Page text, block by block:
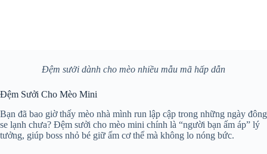
Đệm sưởi dành cho mèo nhiều mẫu mã hấp dẫn
Đệm Sưởi Cho Mèo Mini
Bạn đã bao giờ thấy mèo nhà mình run lập cập trong những ngày đông
se lạnh chưa? Đệm sưởi cho mèo mini chính là “người bạn ấm áp” lý
tưởng, giúp boss nhỏ bé giữ ấm cơ thể mà không lo nóng bức.